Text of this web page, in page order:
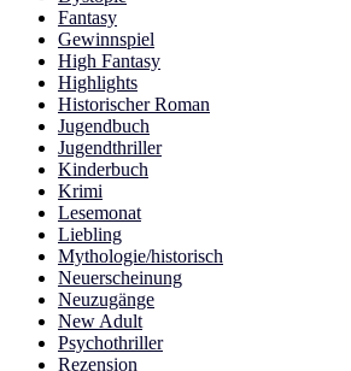
Fantasy
Gewinnspiel
High Fantasy
Highlights
Historischer Roman
Jugendbuch
Jugendthriller
Kinderbuch
Krimi
Lesemonat
Liebling
Mythologie/historisch
Neuerscheinung
Neuzugänge
New Adult
Psychothriller
Rezension